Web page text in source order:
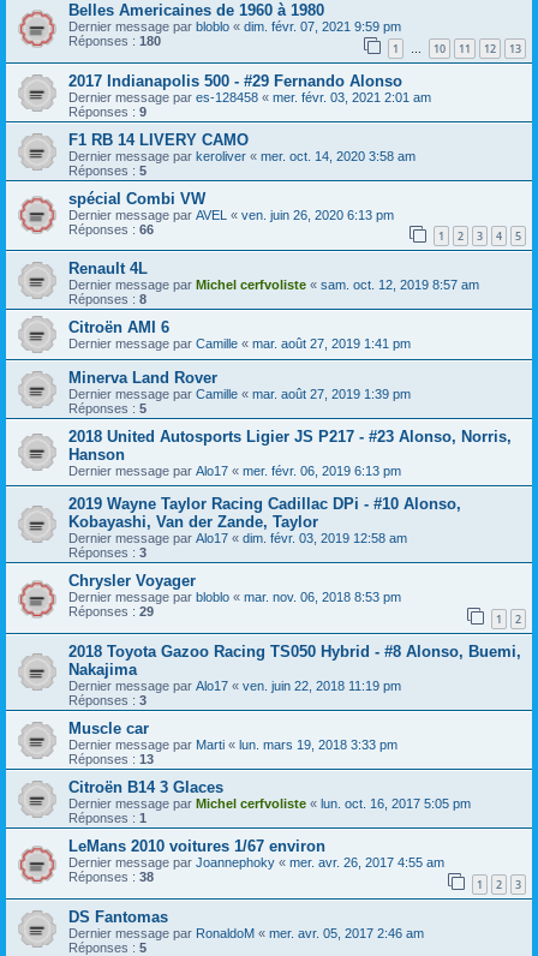
Belles Americaines de 1960 à 1980
Dernier message par bloblo « dim. févr. 07, 2021 9:59 pm
Réponses : 180 1 … 10 11 12 13
2017 Indianapolis 500 - #29 Fernando Alonso
Dernier message par es-128458 « mer. févr. 03, 2021 2:01 am
Réponses : 9
F1 RB 14 LIVERY CAMO
Dernier message par keroliver « mer. oct. 14, 2020 3:58 am
Réponses : 5
spécial Combi VW
Dernier message par AVEL « ven. juin 26, 2020 6:13 pm
Réponses : 66 1 2 3 4 5
Renault 4L
Dernier message par Michel cerfvoliste « sam. oct. 12, 2019 8:57 am
Réponses : 8
Citroën AMI 6
Dernier message par Camille « mar. août 27, 2019 1:41 pm
Minerva Land Rover
Dernier message par Camille « mar. août 27, 2019 1:39 pm
Réponses : 5
2018 United Autosports Ligier JS P217 - #23 Alonso, Norris,
Hanson
Dernier message par Alo17 « mer. févr. 06, 2019 6:13 pm
2019 Wayne Taylor Racing Cadillac DPi - #10 Alonso,
Kobayashi, Van der Zande, Taylor
Dernier message par Alo17 « dim. févr. 03, 2019 12:58 am
Réponses : 3
Chrysler Voyager
Dernier message par bloblo « mar. nov. 06, 2018 8:53 pm
Réponses : 29 1 2
2018 Toyota Gazoo Racing TS050 Hybrid - #8 Alonso, Buemi,
Nakajima
Dernier message par Alo17 « ven. juin 22, 2018 11:19 pm
Réponses : 3
Muscle car
Dernier message par Marti « lun. mars 19, 2018 3:33 pm
Réponses : 13
Citroën B14 3 Glaces
Dernier message par Michel cerfvoliste « lun. oct. 16, 2017 5:05 pm
Réponses : 1
LeMans 2010 voitures 1/67 environ
Dernier message par Joannephoky « mer. avr. 26, 2017 4:55 am
Réponses : 38 1 2 3
DS Fantomas
Dernier message par RonaldoM « mer. avr. 05, 2017 2:46 am
Réponses : 5